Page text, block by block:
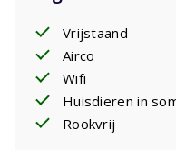
tuinstoelen
staan voor
de mooie uitzichten om
met elkaargenieten
wijn maken het compleet.
Uw verblijf is inclusief
Vrijstaand
Airco
Wifi
Huisdieren in
Rookvrij